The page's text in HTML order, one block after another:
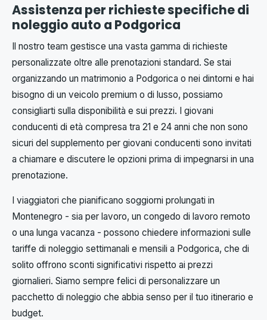
Assistenza per richieste specifiche di
noleggio auto a Podgorica
Il nostro team gestisce una vasta gamma di richieste
personalizzate oltre alle prenotazioni standard. Se stai
organizzando un matrimonio a Podgorica o nei dintorni e hai
bisogno di un veicolo premium o di lusso, possiamo
consigliarti sulla disponibilità e sui prezzi. I giovani
conducenti di età compresa tra 21 e 24 anni che non sono
sicuri del supplemento per giovani conducenti sono invitati
a chiamare e discutere le opzioni prima di impegnarsi in una
prenotazione.
I viaggiatori che pianificano soggiorni prolungati in
Montenegro - sia per lavoro, un congedo di lavoro remoto
o una lunga vacanza - possono chiedere informazioni sulle
tariffe di noleggio settimanali e mensili a Podgorica, che di
solito offrono sconti significativi rispetto ai prezzi
giornalieri. Siamo sempre felici di personalizzare un
pacchetto di noleggio che abbia senso per il tuo itinerario e
budget.